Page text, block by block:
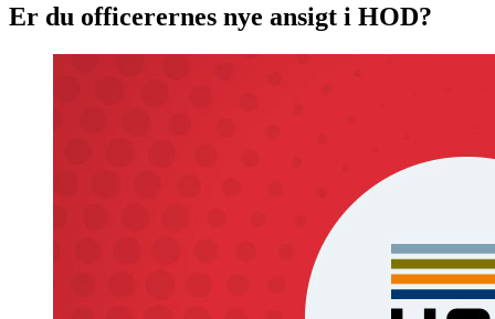
Er du officerernes nye ansigt i HOD?